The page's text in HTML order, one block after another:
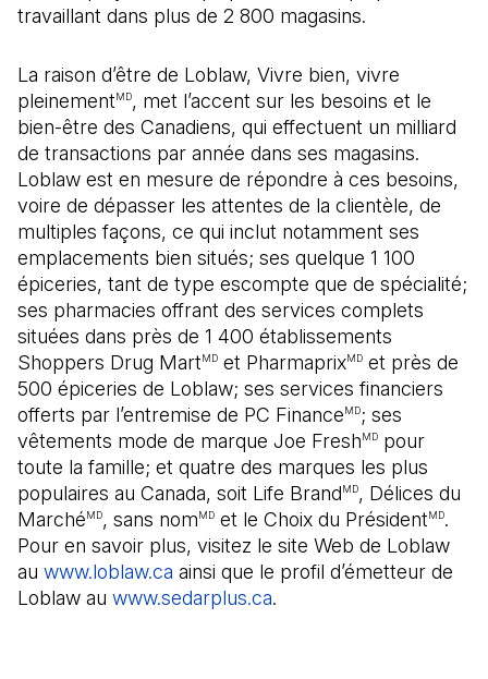
travaillant dans plus de 2 800 magasins.
La raison d’être de Loblaw, Vivre bien, vivre
pleinementMD, met l’accent sur les besoins et le
bien-être des Canadiens, qui effectuent un milliard
de transactions par année dans ses magasins.
Loblaw est en mesure de répondre à ces besoins,
voire de dépasser les attentes de la clientèle, de
multiples façons, ce qui inclut notamment ses
emplacements bien situés; ses quelque 1 100
épiceries, tant de type escompte que de spécialité;
ses pharmacies offrant des services complets
situées dans près de 1 400 établissements
Shoppers Drug MartMD et PharmaprixMD et près de
500 épiceries de Loblaw; ses services financiers
offerts par l’entremise de PC FinanceMD; ses
vêtements mode de marque Joe FreshMD pour
toute la famille; et quatre des marques les plus
populaires au Canada, soit Life BrandMD, Délices du
MarchéMD, sans nomMD et le Choix du PrésidentMD.
Pour en savoir plus, visitez le site Web de Loblaw
au www.loblaw.ca ainsi que le profil d’émetteur de
Loblaw au www.sedarplus.ca(Il s'ouvre dans un
.